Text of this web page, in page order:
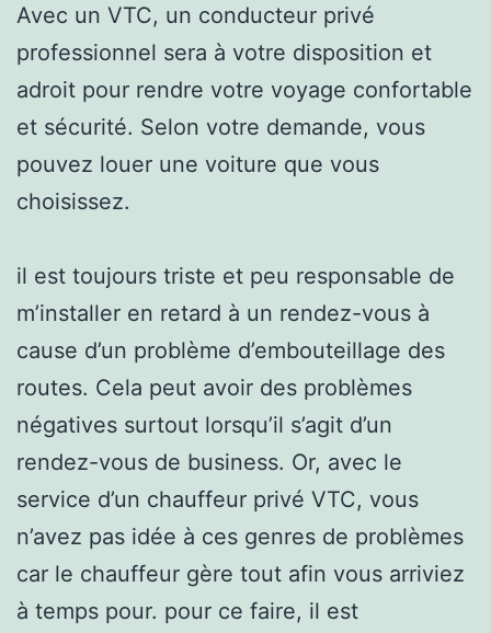
Avec un VTC, un conducteur privé
professionnel sera à votre disposition et
adroit pour rendre votre voyage confortable
et sécurité. Selon votre demande, vous
pouvez louer une voiture que vous
choisissez.
il est toujours triste et peu responsable de
m’installer en retard à un rendez-vous à
cause d’un problème d’embouteillage des
routes. Cela peut avoir des problèmes
négatives surtout lorsqu’il s’agit d’un
rendez-vous de business. Or, avec le
service d’un chauffeur privé VTC, vous
n’avez pas idée à ces genres de problèmes
car le chauffeur gère tout afin vous arriviez
à temps pour. pour ce faire, il est